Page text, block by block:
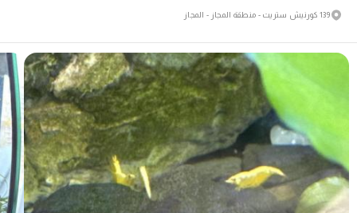
139 كورنيش ستريت - منطقة المجاز - المجاز